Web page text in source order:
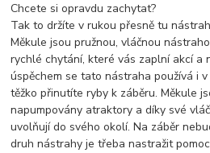
Chcete si opravdu zachytat?
Tak to držíte v rukou přesně tu
Měkule jsou pružnou, vláčnou
rychlé chytání, které vás zaplní akcí a
úspěchem se tato nástraha používá i
těžko přinutíte ryby k záběru. Měkule
napumpovány atraktory a díky své
uvolňují do svého okolí. Na záběr
druh nástrahy je třeba nastražit